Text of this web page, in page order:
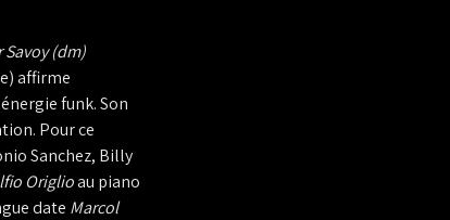
(dm)
affirme
funk. Son
Pour ce
Sanchez, Billy
Origlioau piano
date Marcol